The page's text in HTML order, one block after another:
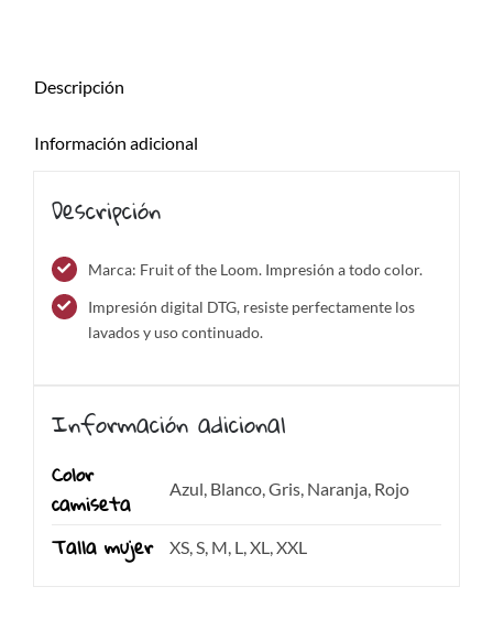
Descripción
Información adicional
Descripción
Marca: Fruit of the Loom. Impresión a todo color.
Impresión digital DTG, resiste perfectamente los
lavados y uso continuado.
Información adicional
Color
camiseta
Azul, Blanco, Gris, Naranja, Rojo
Talla mujer XS, S, M, L, XL, XXL